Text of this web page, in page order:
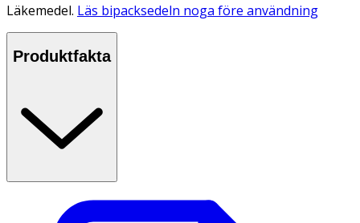
Läkemedel. Läs bipacksedeln noga före användning
Produktfakta